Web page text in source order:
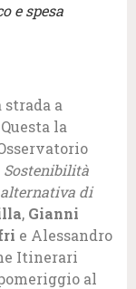
e spesa
a
la
Sostenibilità
alternativa di
, Gianni
e Alessandro
Itinerari
al